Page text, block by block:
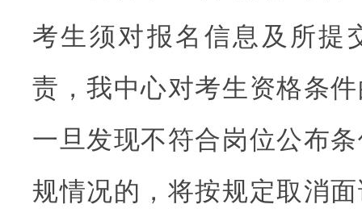
考生须对报名信息及所提
责，我中心对考生资格条
一旦发现不符合岗位公布
规情况的，将按规定取消